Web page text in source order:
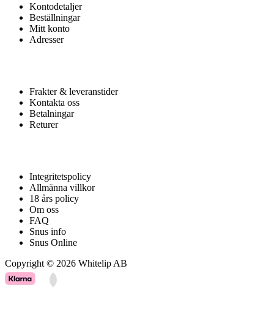
Kontodetaljer
Beställningar
Mitt konto
Adresser
Frakter & leveranstider
Kontakta oss
Betalningar
Returer
Integritetspolicy
Allmänna villkor
18 års policy
Om oss
FAQ
Snus info
Snus Online
Copyright © 2026 Whitelip AB